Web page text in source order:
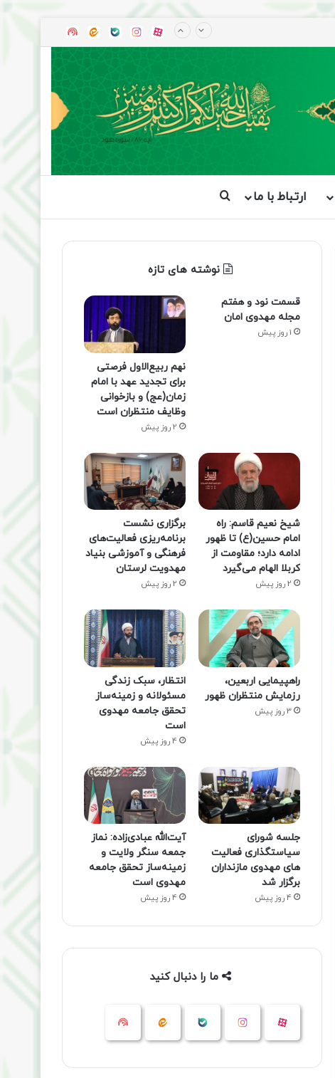
آپاراتاینستاگرام
بله ایتا
ارتباط با ما جستجو برای
نوشته های تازه
قسمت نود و هفتم
مجله مهدوی امان
1 روز پیش
نهم ربیع‌الاول فرصتی
برای تجدید عهد با امام
زمان(عج) و بازخوانی
وظایف منتظران است
2 روز پیش
شیخ نعیم قاسم: راه
امام حسین(ع) تا ظهور
ادامه دارد؛ مقاومت از
کربلا الهام می‌گیرد
2 روز پیش
برگزاری نشست
برنامه‌ریزی فعالیت‌های
فرهنگی و آموزشی بنیاد
مهدویت لرستان
2 روز پیش
راهپیمایی اربعین،
رزمایش منتظران ظهور
3 روز پیش
انتظار، سبک زندگی
مسئولانه و زمینه‌ساز
تحقق جامعه مهدوی
است
4 روز پیش
جلسه شورای
سیاستگذاری فعالیت
های مهدوی مازنداران
برگزار شد
4 روز پیش
آیت‌الله عبادی‌زاده: نماز
جمعه سنگر ولایت و
زمینه‌ساز تحقق جامعه
مهدوی است
4 روز پیش
ما را دنبال کنید
آپارات اینستاگرام ایتا